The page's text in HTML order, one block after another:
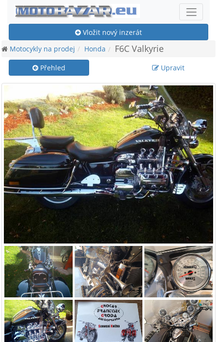
Vložit nový inzerát
Motocykly na prodej
Honda F6C Valkyrie
Přehled Upravit